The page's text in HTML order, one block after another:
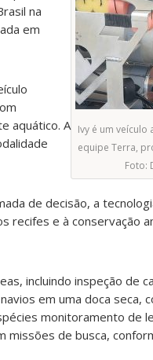
Ivy é um
equipe Terra,
Foto:
na
em
aquático. A
de decisão, a
recifes e à conservação
incluindo inspeção de
em uma doca seca,
monitoramento de
missões de busca,